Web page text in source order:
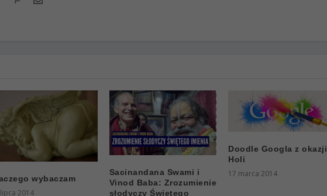
wybaczam
2014
Sacinandana Swami i
Vinod Baba: Zrozumienie
słodyczy Świętego
Doodle Googla z okazji
Holi
17 marca 2014